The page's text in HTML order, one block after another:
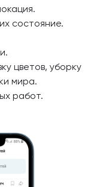
состояние.
цветов, уборку
мира.
работ.